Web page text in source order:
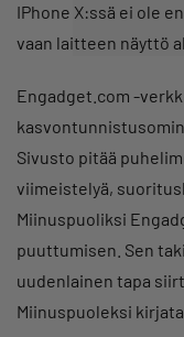
IPhone X:ssä ei ole
vaan laitteen näyttö
Engadget.com -
Sivusto pitää
viimeistelyä,
Miinuspuoliksi
puuttumisen. Sen
uudenlainen tapa
Miinuspuoleksi